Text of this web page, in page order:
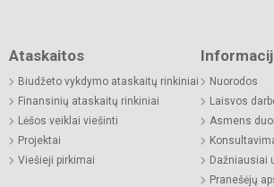
Ataskaitos
Biudžeto vykdymo ataskaitų rinkiniai
Finansinių ataskaitų rinkiniai
Lėšos veiklai viešinti
Projektai
Viešieji pirkimai
Nuorodos
Laisvos
Asmens
Dažniausiai
Pranešėjų